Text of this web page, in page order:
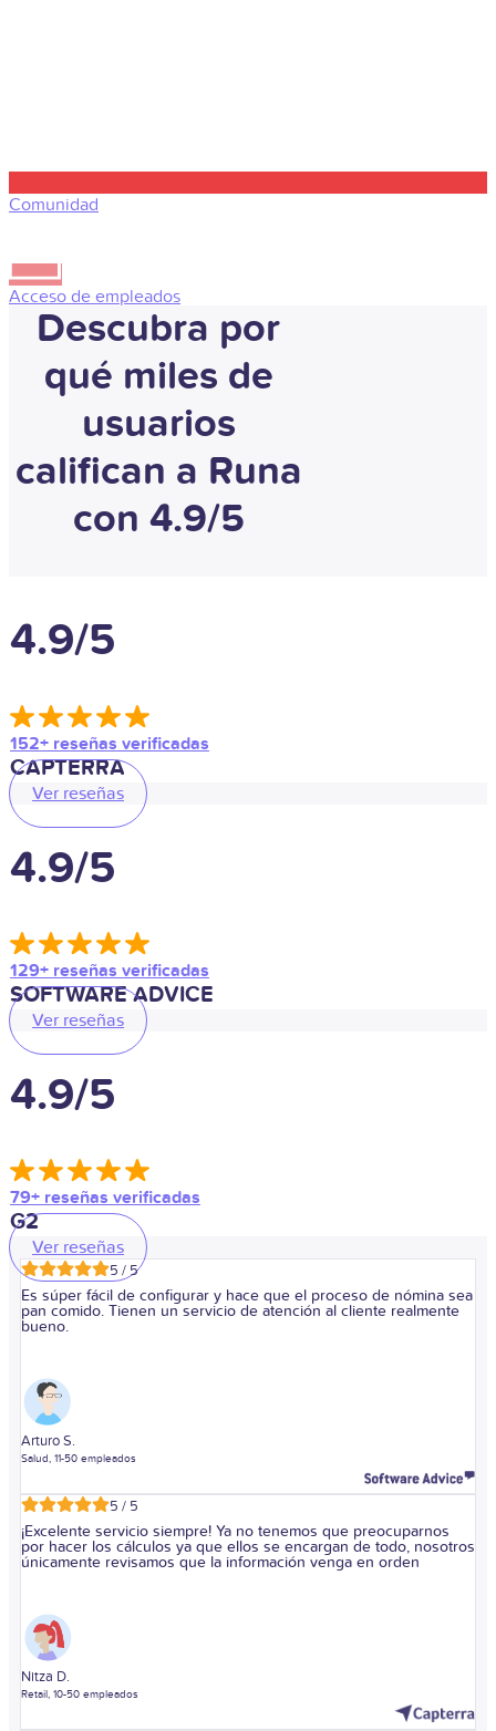
Comunidad
Acceso de empleados
Descubra por
qué miles de
usuarios
califican a Runa
con 4.9/5
4.9/5
152+ reseñas verificadas
CAPTERRA
Ver reseñas
4.9/5
129+ reseñas verificadas
SOFTWARE ADVICE
Ver reseñas
4.9/5
79+ reseñas verificadas
G2
Ver reseñas
5 / 5
Es súper fácil de configurar y hace que el proceso de nómina sea
pan comido. Tienen un servicio de atención al cliente realmente
bueno.
Arturo S.
Salud, 11-50 empleados
5 / 5
¡Excelente servicio siempre! Ya no tenemos que preocuparnos
por hacer los cálculos ya que ellos se encargan de todo, nosotros
únicamente revisamos que la información venga en orden
Nitza D.
Retail, 10-50 empleados